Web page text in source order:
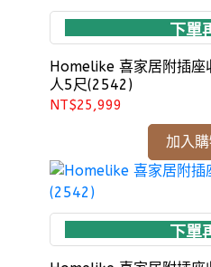
下單
Homelike 喜家居附插
人5尺(2542)
NT$25,999
加入
下單